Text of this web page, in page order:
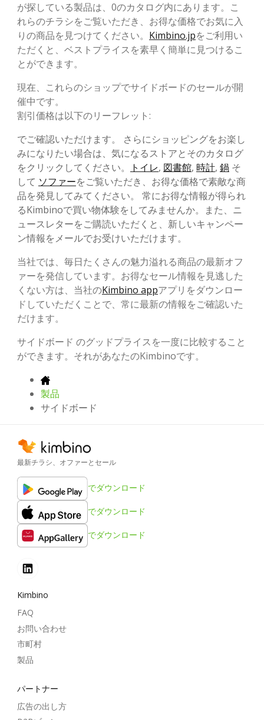
が探している製品は、0のカタログ内にあります。こ
れらのチラシをご覧いただき、お得な価格でお気に入
りの商品を見つけてください。 Kimbino.jpをご利用い
ただくと、ベストプライスを素早く簡単に見つけるこ
とができます。
現在、これらのショップでサイドボードのセールが開
催中です。
割引価格は以下のリーフレット:
でご確認いただけます。 さらにショッピングをお楽し
みになりたい場合は、気になるストアとそのカタログ
をクリックしてください。
トイレ, 図書館, 時計, 鍋 そ
して ソファーをご覧いただき、お得な価格で素敵な商
品を発見してみてください。 常にお得な情報が得られ
るKimbinoで買い物体験をしてみませんか。また、ニ
ュースレターをご購読いただくと、新しいキャンペー
ン情報をメールでお受けいただけます。
当社では、毎日たくさんの魅力溢れる商品の最新オフ
ァーを発信しています。お得なセール情報を見逃した
くない方は、当社のKimbino appアプリをダウンロー
ドしていただくことで、常に最新の情報をご確認いた
だけます。
サイドボード のグッドプライスを一度に比較すること
ができます。それがあなたのKimbinoです。
製品
サイドボード
最新チラシ、オファーとセール
でダウンロード
でダウンロード
でダウンロード
Kimbino
FAQ
お問い合わせ
市町村
製品
パートナー
広告の出し方